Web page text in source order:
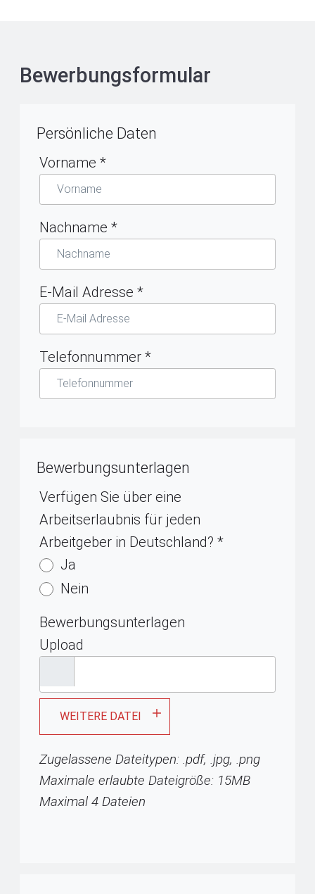
Bewerbungsformular
Persönliche Daten
Vorname *
Nachname *
E-Mail Adresse *
Telefonnummer *
Bewerbungsunterlagen
Verfügen Sie über eine
Arbeitserlaubnis für jeden
Arbeitgeber in Deutschland? *
Ja
Nein
Bewerbungsunterlagen
Upload
WEITERE DATEI
Zugelassene Dateitypen: .pdf, .jpg, .png
Maximale erlaubte Dateigröße: 15MB
Maximal 4 Dateien